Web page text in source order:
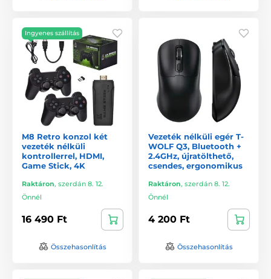
Ingyenes szállítás
M8 Retro konzol két
vezeték nélküli
kontrollerrel, HDMI,
Game Stick, 4K
Raktáron, szerdán 8. 12.
Önnél
16 490 Ft
Összehasonlítás
Vezeték nélküli egér T-
WOLF Q3, Bluetooth +
2.4GHz, újratölthető,
csendes, ergonomikus
Raktáron, szerdán 8. 12.
Önnél
4 200 Ft
Összehasonlítás